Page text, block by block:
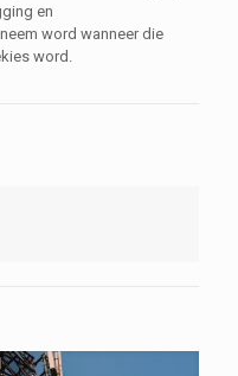
en
word wanneer die
word.